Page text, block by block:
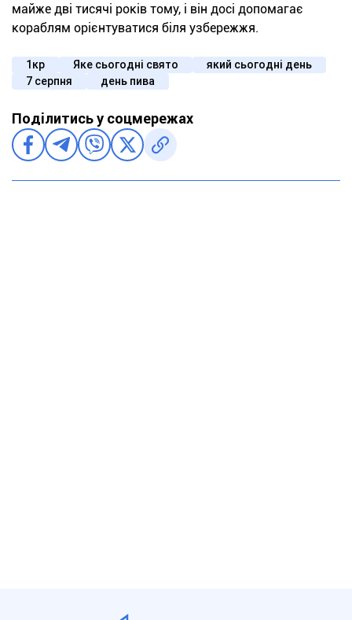
майже дві тисячі років тому, і він досі допомагає
кораблям орієнтуватися біля узбережжя.
1кр Яке сьогодні свято
який сьогодні день
7 серпня
день пива
Поділитись у соцмережах